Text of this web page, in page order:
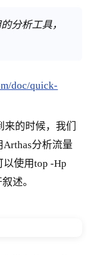
分析工具，
doc/quick-
的时候，我们
Arthas分析流量
使用top -Hp
述。